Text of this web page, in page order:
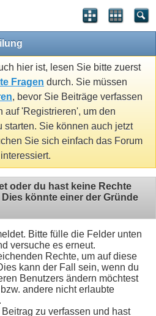
hier ist, lesen Sie bitte zuerst
Fragen durch. Sie müssen
, bevor Sie Beiträge verfassen
auf 'Registrieren', um den
starten. Sie können auch jetzt
Sie sich einfach das Forum
oder du hast keine Rechte
könnte einer der Gründe
Bitte fülle die Felder unten
versuche es erneut.
Rechte, um auf diese
kann der Fall sein, wenn du
Benutzers ändern möchtest
andere nicht erlaubte
zu verfassen und hast